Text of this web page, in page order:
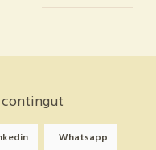
Whatsapp